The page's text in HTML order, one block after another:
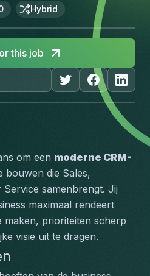
Hybrid
this job
om een moderne CRM-
bouwen die Sales,
samenbrengt. Jij
maximaal rendeert
maken, prioriteiten scherp
visie uit te dragen.